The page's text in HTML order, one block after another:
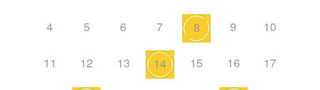
4 5 6 7 8 9 10
11 12 13 14 15 16 17